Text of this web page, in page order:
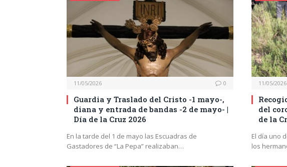
11/05/2026 0
Guardia y Traslado del Cristo -1 mayo-,
diana y entrada de bandas -2 de mayo- |
Día de la Cruz 2026
En la tarde del 1 de mayo las Escuadras de
Gastadores de “La Pepa” realizaban…
11/05/2026
del
de la
El día uno
los